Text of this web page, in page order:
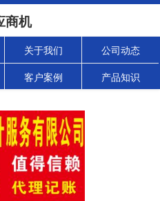
商机
关于我们 公司动态
客户案例 产品知识